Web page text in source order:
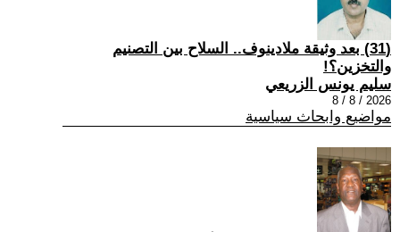
(31) بعد وثيقة ملادينوف.. السلاح بين التصنيم
والتخزين؟!
سليم يونس الزريعي
2026 / 8 / 8
مواضيع وابحاث سياسية